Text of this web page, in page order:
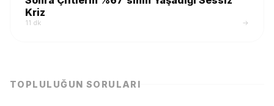
Kriz
11 dk →
TOPLULUĞUN SORULARI